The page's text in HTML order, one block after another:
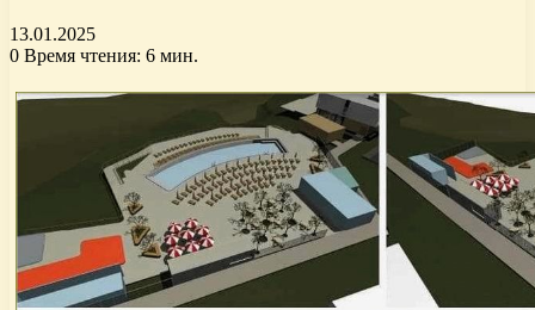
13.01.2025
0 Время чтения: 6 мин.